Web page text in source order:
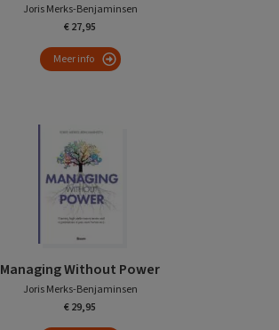
Joris Merks-Benjaminsen
€ 27,95
Meer info
Managing Without Power
Joris Merks-Benjaminsen
€ 29,95